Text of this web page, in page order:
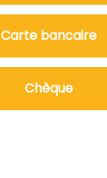
Carte bancaire
Chèque